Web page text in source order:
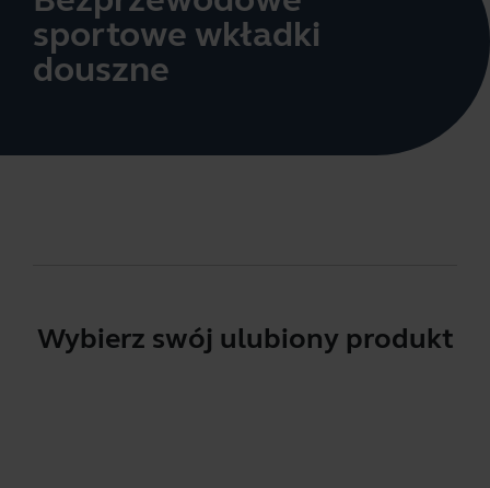
sportowe wkładki
douszne
Wybierz swój ulubiony produkt